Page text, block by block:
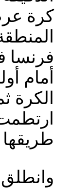
كرة
فرنسا
أمام
وانطلق